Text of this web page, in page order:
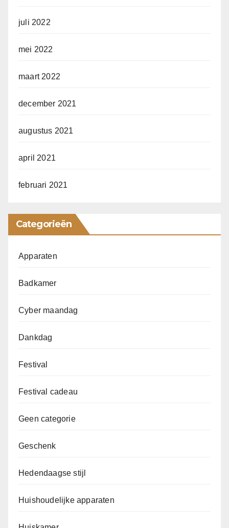
juli 2022
mei 2022
maart 2022
december 2021
augustus 2021
april 2021
februari 2021
Categorieën
Apparaten
Badkamer
Cyber maandag
Dankdag
Festival
Festival cadeau
Geen categorie
Geschenk
Hedendaagse stijl
Huishoudelijke apparaten